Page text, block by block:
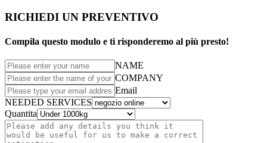
RICHIEDI UN PREVENTIVO
Compila questo modulo e ti risponderemo al più presto!
NAME
COMPANY
Email
NEEDED SERVICES
Quantita